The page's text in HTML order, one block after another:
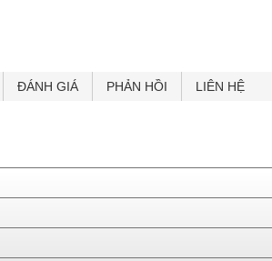
ĐÁNH GIÁ PHẢN HỒI LIÊN HỆ